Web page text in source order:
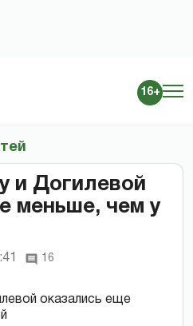
16+
и Догилевой
меньше, чем у
16